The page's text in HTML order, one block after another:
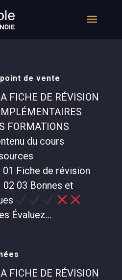
de vente
FICHE DE RÉVISION
FORMATIONS
du cours
Fiche de révision
03 Bonnes et
Évaluez...
FICHE DE RÉVISION